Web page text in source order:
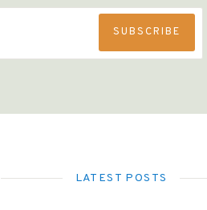
SUBSCRIBE
LATEST POSTS